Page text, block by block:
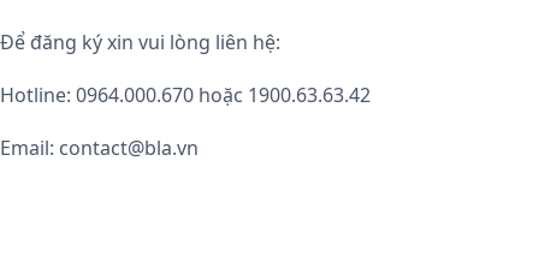
Để đăng ký xin vui lòng liên hệ:
Hotline: 0964.000.670 hoặc 1900.63.63.42
Email: contact@bla.vn